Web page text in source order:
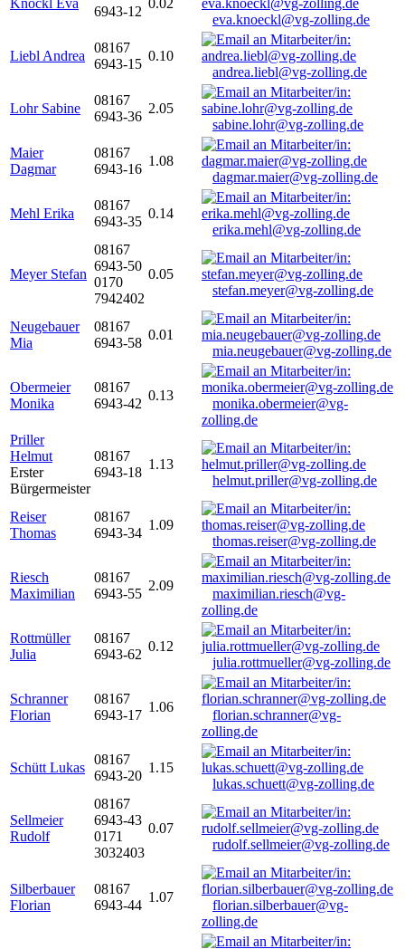
Knöckl Eva
6943-12
0.02
eva.knoeckl@vg-zolling.de
Liebl Andrea
08167
6943-15
0.10
andrea.liebl@vg-zolling.de
Lohr Sabine
08167
6943-36
2.05
sabine.lohr@vg-zolling.de
Maier
Dagmar
08167
6943-16
1.08
dagmar.maier@vg-zolling.de
Mehl Erika
08167
6943-35
0.14
erika.mehl@vg-zolling.de
Meyer Stefan
08167
6943-50
0170
7942402
0.05
stefan.meyer@vg-zolling.de
Neugebauer
Mia
08167
6943-58
0.01
mia.neugebauer@vg-zolling.de
Obermeier
Monika
08167
6943-42
0.13
monika.obermeier@vg-
zolling.de
Priller
Helmut
Erster
Bürgermeister
08167
6943-18
1.13
helmut.priller@vg-zolling.de
Reiser
Thomas
08167
6943-34
1.09
thomas.reiser@vg-zolling.de
Riesch
Maximilian
08167
6943-55
2.09
maximilian.riesch@vg-
zolling.de
Rottmüller
Julia
08167
6943-62
0.12
julia.rottmueller@vg-zolling.de
Schranner
Florian
08167
6943-17
1.06
florian.schranner@vg-
zolling.de
Schütt Lukas
08167
6943-20
1.15
lukas.schuett@vg-zolling.de
Sellmeier
Rudolf
08167
6943-43
0171
3032403
0.07
rudolf.sellmeier@vg-zolling.de
Silberbauer
Florian
08167
6943-44
1.07
florian.silberbauer@vg-
zolling.de